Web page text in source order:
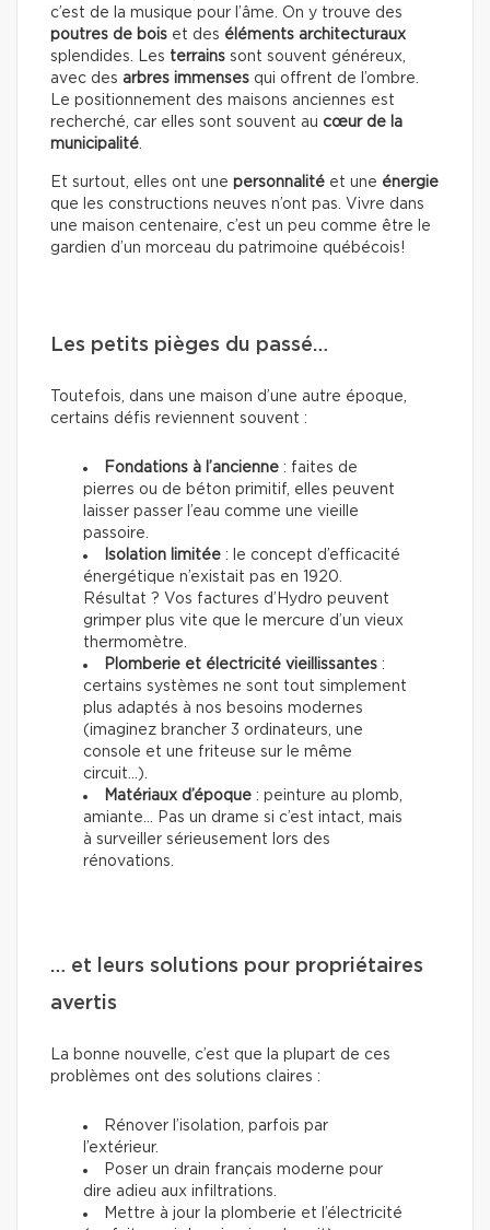
c’est de la musique pour l’âme. On y trouve des
poutres de bois et des éléments architecturaux
splendides. Les terrains sont souvent généreux,
avec des arbres immenses qui offrent de l’ombre.
Le positionnement des maisons anciennes est
recherché, car elles sont souvent au cœur de la
municipalité.
Et surtout, elles ont une personnalité et une énergie
que les constructions neuves n’ont pas. Vivre dans
une maison centenaire, c’est un peu comme être le
gardien d’un morceau du patrimoine québécois!
Les petits pièges du passé…
Toutefois, dans une maison d’une autre époque,
certains défis reviennent souvent :
Fondations à l’ancienne : faites de
pierres ou de béton primitif, elles peuvent
laisser passer l’eau comme une vieille
passoire.
Isolation limitée : le concept d’efficacité
énergétique n’existait pas en 1920.
Résultat ? Vos factures d’Hydro peuvent
grimper plus vite que le mercure d’un vieux
thermomètre.
Plomberie et électricité vieillissantes :
certains systèmes ne sont tout simplement
plus adaptés à nos besoins modernes
(imaginez brancher 3 ordinateurs, une
console et une friteuse sur le même
circuit...).
Matériaux d’époque : peinture au plomb,
amiante… Pas un drame si c’est intact, mais
à surveiller sérieusement lors des
rénovations.
… et leurs solutions pour propriétaires
avertis
La bonne nouvelle, c’est que la plupart de ces
problèmes ont des solutions claires :
Rénover l’isolation, parfois par
l’extérieur.
Poser un drain français moderne pour
dire adieu aux infiltrations.
Mettre à jour la plomberie et l’électricité